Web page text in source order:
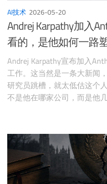
AI技术 2026-05-20
Andrej Karpathy加入
看的，是他如何一路
Andrej Karpathy宣布加入
工作。这当然是一条大新闻
研究员跳槽，就太低估这个
不是他在哪家公司，而是他